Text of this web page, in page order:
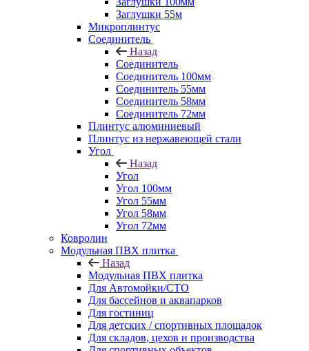
Заглушки 55м
Микроплинтус
Соединитель
Назад
Соединитель
Соединитель 100мм
Соединитель 55мм
Соединитель 58мм
Соединитель 72мм
Плинтус алюминиевый
Плинтус из нержавеющей стали
Угол
Назад
Угол
Угол 100мм
Угол 55мм
Угол 58мм
Угол 72мм
Ковролин
Модульная ПВХ плитка
Назад
Модульная ПВХ плитка
Для Автомойки/СТО
Для бассейнов и аквапарков
Для гостиниц
Для детских / спортивных площадок
Для складов, цехов и производства